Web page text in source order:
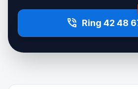
phone_in_talk Ring 42 48